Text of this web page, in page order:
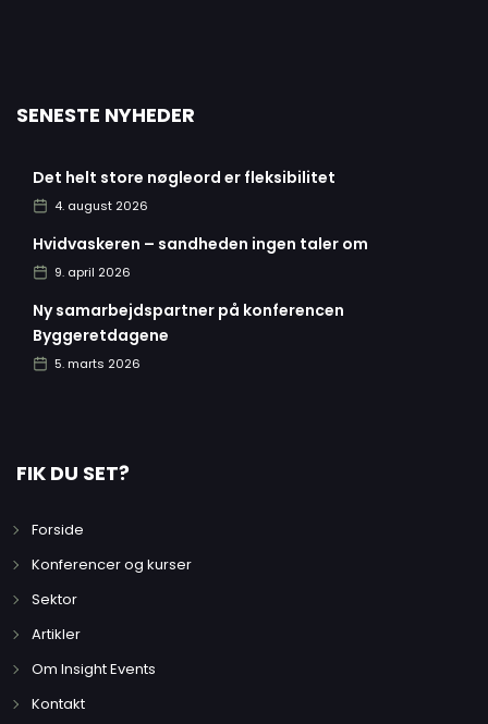
SENESTE NYHEDER
Det helt store nøgleord er fleksibilitet
4. august 2026
Hvidvaskeren – sandheden ingen taler om
9. april 2026
Ny samarbejdspartner på konferencen
Byggeretdagene
5. marts 2026
FIK DU SET?
Forside
Konferencer og kurser
Sektor
Artikler
Om Insight Events
Kontakt